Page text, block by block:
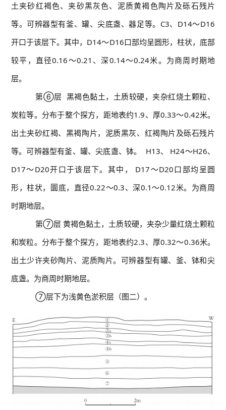
土夹砂红褐色、夹砂黑灰色、泥质黄褐色陶片及砾石残片
等。可辨器型有釜、罐、尖底盏、器足等。C3、D14～D16
开口于该层下。其中，D14～D16口部均呈圆形，柱状，底部
较平，直径0.16～0.21、深0.14～0.24米。为商周时期地
层。
第⑥层 黑褐色黏土，土质较硬，夹杂红烧土颗粒、
炭粒等。分布于整个探方，距地表约1.9、厚0.33～0.42米。
出土夹砂红褐、黑褐陶片，泥质黑灰、红褐陶片及砾石残片
等。可辨器型有釜、罐、尖底盏、钵。 H13、 H24～H26、
D17～D20开口于该层下。其中， D17～D20口部均呈圆
形，柱状，圜底，直径0.22～0.3、深0.1～0.12米。为商周
时期地层。
第⑦层 黄褐色黏土，土质较硬，夹杂少量红烧土颗粒
和炭粒。分布于整个探方，距地表约2.3、厚0.32～0.36米。
出土少许夹砂陶片、泥质陶片。可辨器型有罐、釜、钵和尖
底盏。为商周时期地层。
⑦层下为浅黄色淤积层（图二）。